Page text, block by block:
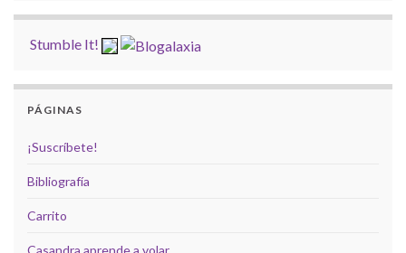
Stumble It!
PÁGINAS
¡Suscríbete!
Bibliografía
Carrito
Casandra aprende a volar